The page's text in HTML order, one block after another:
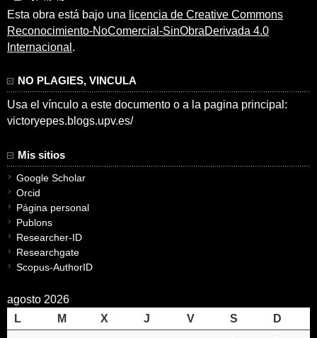
Esta obra está bajo una licencia de Creative Commons
Reconocimiento-NoComercial-SinObraDerivada 4.0
Internacional .
NO PLAGIES, VINCULA
Usa el vínculo a este documento o a la pagina principal:
victoryepes.blogs.upv.es/
Mis sitios
Google Scholar
Orcid
Página personal
Publons
Researcher-ID
Researchgate
Scopus-AuthorID
agosto 2026
L
M X J V S
D